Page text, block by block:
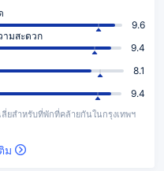
9.6
ามสะดวก
9.4
8.1
9.4
ยสำหรับที่พักที่คล้ายกันในกรุงเทพฯ
ม